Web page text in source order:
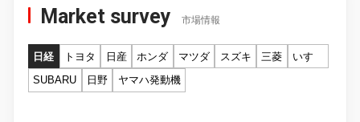
Market survey 市場情報
日経 トヨタ 日産 ホンダ マツダ スズキ 三菱
いすゞ
SUBARU
日野 ヤマハ発動機